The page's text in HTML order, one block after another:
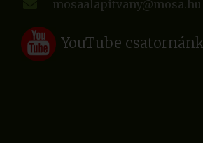
mosaalapitvany@mosa.hu
YouTube csatornánk